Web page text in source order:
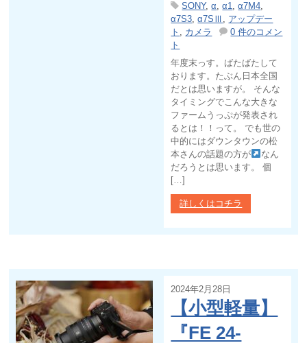
SONY,α,α1,α7M4,
α7S3,α7SⅢ , アップデー
ト , カメラ
0 件のコメン
ト
年度末っす。ばたばたして
おります。たぶん日本全国
だとは思いますが。 そんな
タイミングでこんな大きな
ファームうっぷが発表され
るとは！！って。 でも世の
中的にはダウンタウンの松
本さんの話題の方が
なん
だろうとは思います。 個
[…]
詳しくはコチラ
2024年2月28日
【小型軽量】
『FE 24-